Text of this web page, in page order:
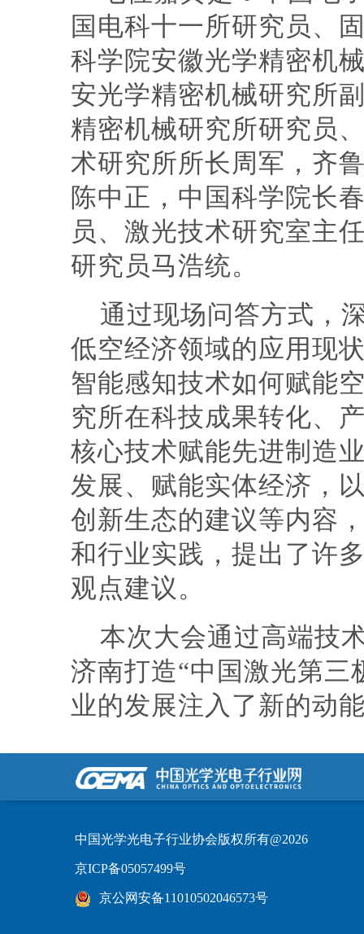
国电科十一所研究员、
科学院安徽光学精密机
安光学精密机械研究所
精密机械研究所研究员
术研究所所长周军，齐
陈中正，中国科学院长
员、激光技术研究室主
研究员马浩统。
通过现场问答方式，
低空经济领域的应用现
智能感知技术如何赋能
究所在科技成果转化、
核心技术赋能先进制造
发展、赋能实体经济，
创新生态的建议等内容
和行业实践，提出了许
观点建议。
本次大会通过高端技
济南打造“中国激光第三
业的发展注入了新的动
中国光学光电子行业协会版权所有@2026
京ICP备05057499号
京公网安备11010502046573号